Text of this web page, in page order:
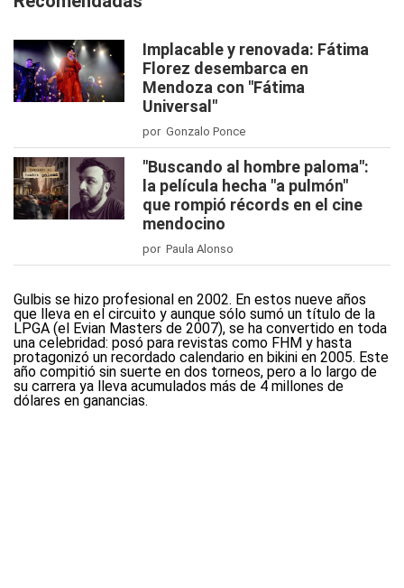
Implacable y renovada: Fátima
Florez desembarca en
Mendoza con "Fátima
Universal"
por Gonzalo Ponce
"Buscando al hombre paloma":
la película hecha "a pulmón"
que rompió récords en el cine
mendocino
por Paula Alonso
Gulbis se hizo profesional en 2002. En estos nueve años
que lleva en el circuito y aunque sólo sumó un título de la
LPGA (el Evian Masters de 2007), se ha convertido en toda
una celebridad: posó para revistas como FHM y hasta
protagonizó un recordado calendario en bikini en 2005. Este
año compitió sin suerte en dos torneos, pero a lo largo de
su carrera ya lleva acumulados más de 4 millones de
dólares en ganancias.